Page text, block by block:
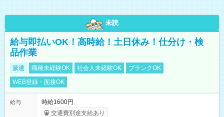
未読
給与即払いOK！高時給！土日休み！仕分け・検
品作業
派遣 職種未経験OK 社会人未経験OK
ブランクOK
WEB登録・面接OK
給与
時給1600円
交通費別途支給あり